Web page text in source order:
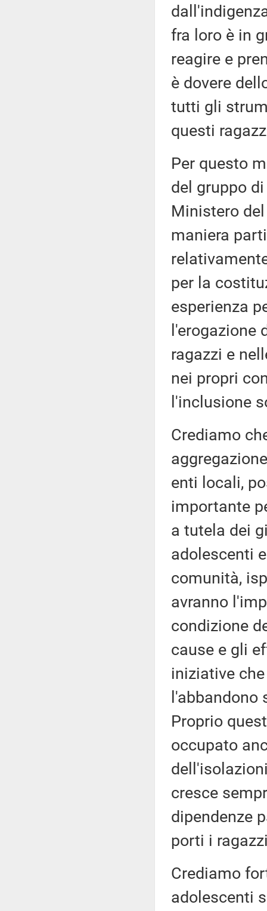
fra loro è in
reagire e
è dovere
tutti gli
questi
Per questo
del gruppo
Ministero
maniera
per la
esperienza
l'erogazione
ragazzi e
nei propri
l'inclusione
Crediamo
enti locali,
importante
a tutela dei
adolescenti
comunità,
avranno
condizione
cause e gli
iniziative
Proprio
occupato
cresce
dipendenze
porti i
Crediamo
adolescenti